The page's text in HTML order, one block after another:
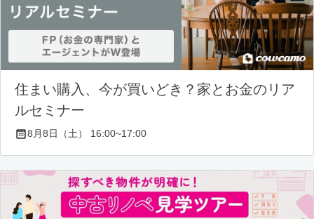
住まい購入、今が買いどき？家とお金のリア
ルセミナー
8月8日（土） 16:00~17:00